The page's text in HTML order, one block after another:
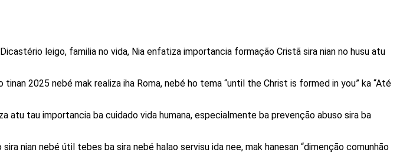
leigo, familia no vida, Nia enfatiza importancia formação Cristã sira nian no husu atu
2025 nebé mak realiza iha Roma, nebé ho tema “until the Christ is formed in you” ka “Até
tau importancia ba cuidado vida humana, especialmente ba prevenção abuso sira ba
nian nebé útil tebes ba sira nebé halao servisu ida nee, mak hanesan “dimenção comunhão